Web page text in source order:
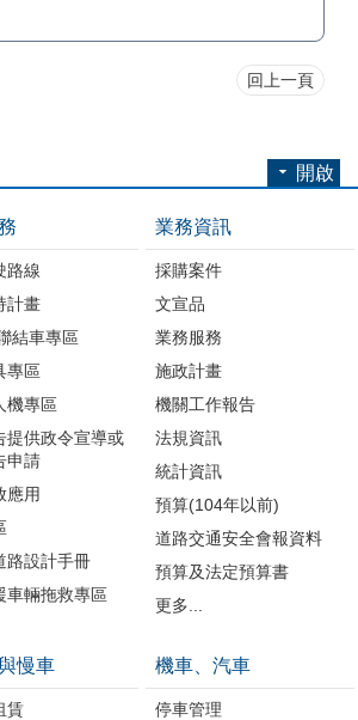
回上一頁
開啟
路線
計畫
結車專區
專區
機專區
提供政令宣導或
申請
應用
路設計手冊
車輛拖救專區
業務資訊
採購案件
文宣品
業務服務
施政計畫
機關工作報告
法規資訊
統計資訊
預算(104年以前)
道路交通安全會報資料
預算及法定預算書
更多...
慢車
賃
機車、汽車
停車管理